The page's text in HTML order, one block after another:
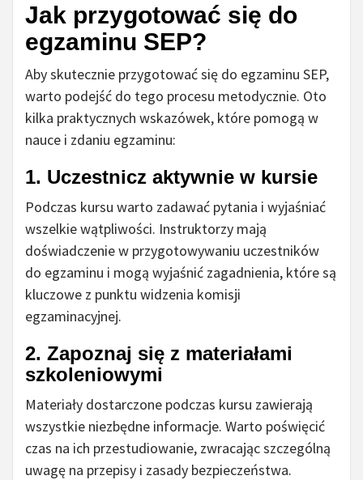
Jak przygotować się do
egzaminu SEP?
Aby skutecznie przygotować się do egzaminu SEP,
warto podejść do tego procesu metodycznie. Oto
kilka praktycznych wskazówek, które pomogą w
nauce i zdaniu egzaminu:
1. Uczestnicz aktywnie w kursie
Podczas kursu warto zadawać pytania i wyjaśniać
wszelkie wątpliwości. Instruktorzy mają
doświadczenie w przygotowywaniu uczestników
do egzaminu i mogą wyjaśnić zagadnienia, które są
kluczowe z punktu widzenia komisji
egzaminacyjnej.
2. Zapoznaj się z materiałami
szkoleniowymi
Materiały dostarczone podczas kursu zawierają
wszystkie niezbędne informacje. Warto poświęcić
czas na ich przestudiowanie, zwracając szczególną
uwagę na przepisy i zasady bezpieczeństwa.